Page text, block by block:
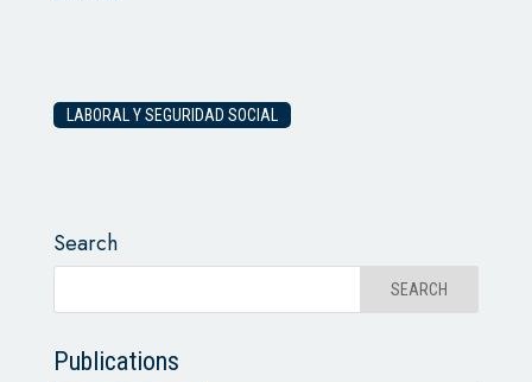
LABORAL Y SEGURIDAD SOCIAL
Search
Publications